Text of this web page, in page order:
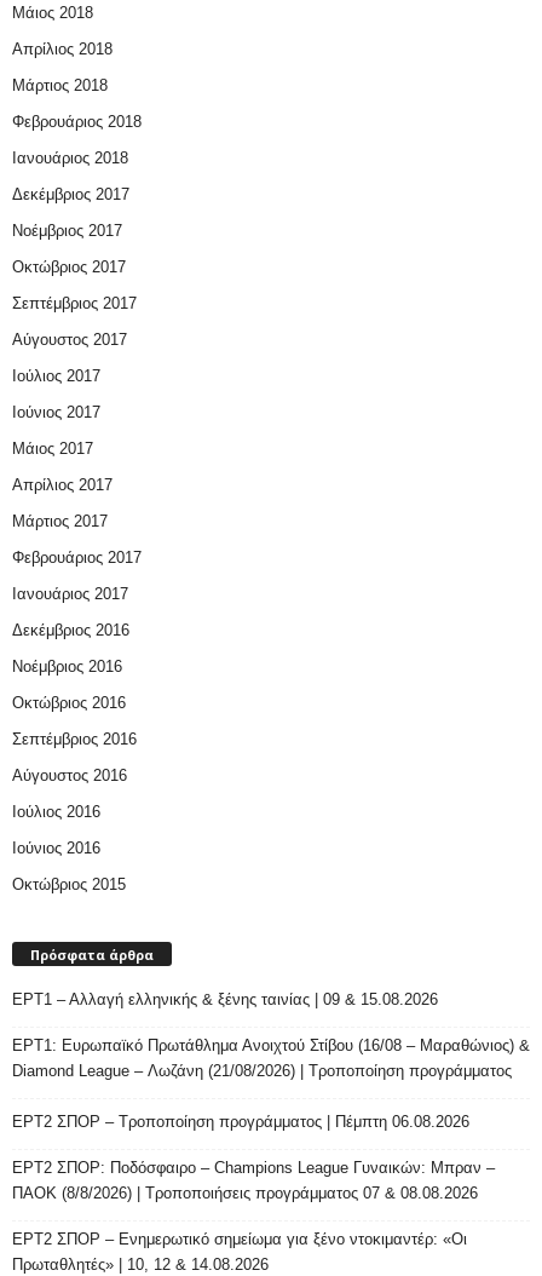
Μάιος 2018
Απρίλιος 2018
Μάρτιος 2018
Φεβρουάριος 2018
Ιανουάριος 2018
Δεκέμβριος 2017
Νοέμβριος 2017
Οκτώβριος 2017
Σεπτέμβριος 2017
Αύγουστος 2017
Ιούλιος 2017
Ιούνιος 2017
Μάιος 2017
Απρίλιος 2017
Μάρτιος 2017
Φεβρουάριος 2017
Ιανουάριος 2017
Δεκέμβριος 2016
Νοέμβριος 2016
Οκτώβριος 2016
Σεπτέμβριος 2016
Αύγουστος 2016
Ιούλιος 2016
Ιούνιος 2016
Οκτώβριος 2015
Πρόσφατα άρθρα
ΕΡΤ1 – Αλλαγή ελληνικής & ξένης ταινίας | 09 & 15.08.2026
ΕΡΤ1: Ευρωπαϊκό Πρωτάθλημα Ανοιχτού Στίβου (16/08 – Μαραθώνιος) &
Diamond League – Λωζάνη (21/08/2026) | Τροποποίηση προγράμματος
ΕΡΤ2 ΣΠΟΡ – Τροποποίηση προγράμματος | Πέμπτη 06.08.2026
ΕΡΤ2 ΣΠΟΡ: Ποδόσφαιρο – Champions League Γυναικών: Μπραν –
ΠΑΟΚ (8/8/2026) | Τροποποιήσεις προγράμματος 07 & 08.08.2026
ΕΡΤ2 ΣΠΟΡ – Ενημερωτικό σημείωμα για ξένο ντοκιμαντέρ: «Οι
Πρωταθλητές» | 10, 12 & 14.08.2026